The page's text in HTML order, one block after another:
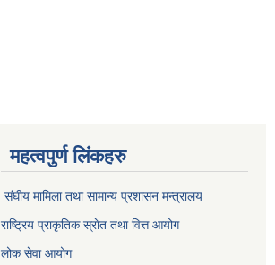
महत्वपुर्ण लिंकहरु
संघीय मामिला तथा सामान्य प्रशासन मन्त्रालय
राष्ट्रिय प्राकृतिक स्राेत तथा वित्त आयोग
लोक सेवा आयोग